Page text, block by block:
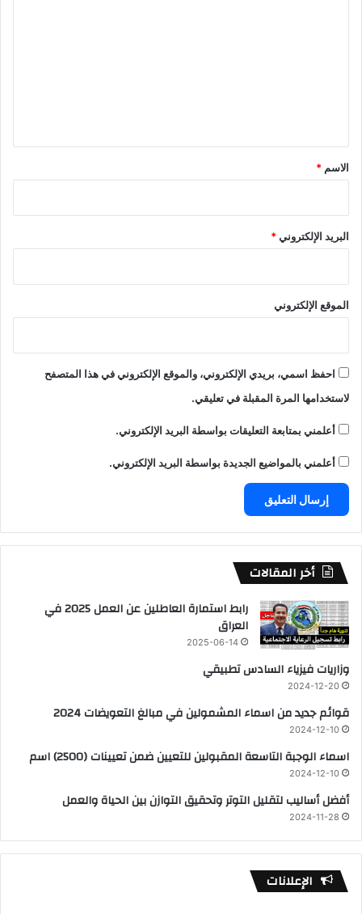
*
الاسم *
البريد الإلكتروني*
الموقع الإلكتروني
احفظ اسمي، بريدي الإلكتروني، والموقع الإلكتروني في هذا المتصفح
لاستخدامها المرة المقبلة في تعليقي.
أعلمني بمتابعة التعليقات بواسطة البريد الإلكتروني.
أعلمني بالمواضيع الجديدة بواسطة البريد الإلكتروني.
أخر المقالات
رابط استمارة العاطلين عن العمل 2025 في
العراق
2025-06-14
وزاريات فيزياء السادس تطبيقي
2024-12-20
قوائم جديد من اسماء المشمولين في مبالغ التعويضات 2024
2024-12-10
اسماء الوجبة التاسعة المقبولين للتعيين ضمن تعيينات (2500) اسم
2024-12-10
أفضل أساليب لتقليل التوتر وتحقيق التوازن بين الحياة والعمل
2024-11-28
الإعلانات